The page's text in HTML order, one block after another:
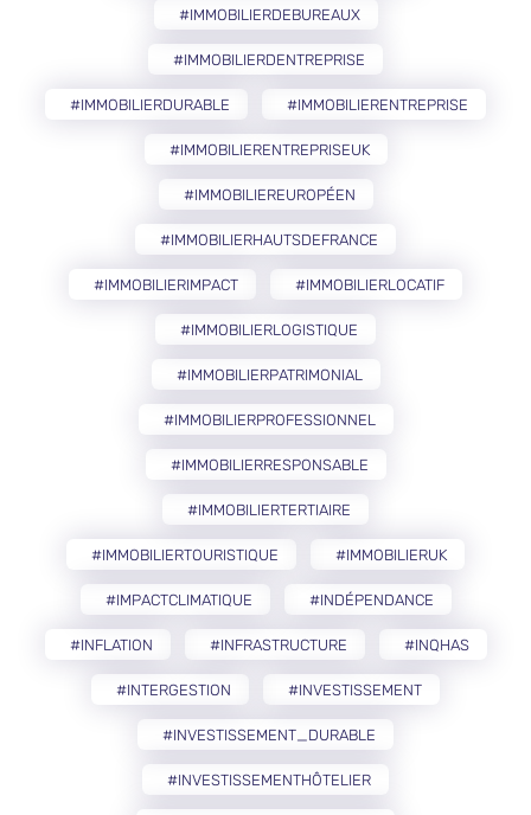
#IMMOBILIERDEBUREAUX
#IMMOBILIERDENTREPRISE
#IMMOBILIERDURABLE #IMMOBILIERENTREPRISE
#IMMOBILIERENTREPRISEUK
#IMMOBILIEREUROPÉEN
#IMMOBILIERHAUTSDEFRANCE
#IMMOBILIERIMPACT #IMMOBILIERLOCATIF
#IMMOBILIERLOGISTIQUE
#IMMOBILIERPATRIMONIAL
#IMMOBILIERPROFESSIONNEL
#IMMOBILIERRESPONSABLE
#IMMOBILIERTERTIAIRE
#IMMOBILIERTOURISTIQUE #IMMOBILIERUK
#IMPACTCLIMATIQUE #INDÉPENDANCE
#INFLATION #INFRASTRUCTURE #INQHAS
#INTERGESTION #INVESTISSEMENT
#INVESTISSEMENT_DURABLE
#INVESTISSEMENTHÔTELIER